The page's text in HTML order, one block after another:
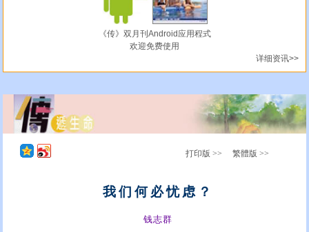
《传》双月刊Android应用程式
欢迎免费使用
详细资讯>>
打印版 >> 繁體版 >>
我们何必忧虑？
钱志群